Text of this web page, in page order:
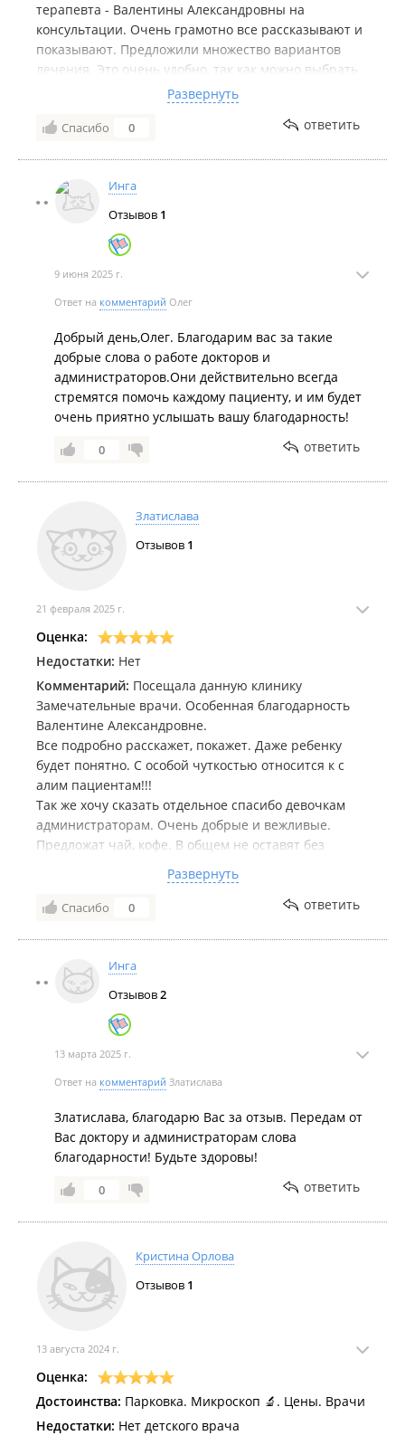
терапевта - Валентины Александровны на
консультации. Очень грамотно все рассказывают и
показывают. Предложили множество вариантов
лечения. Это очень удобно, так как можно выбрать
удобный для себя. Никаких вопросов после такой
консультации не осталось. Очень доволен. После
такого не хочется идти ни к кому другому. Планирую
Развернуть
Спасибо 0 ответить
Инга
Отзывов 1
9 июня 2025 г.
Ответ на комментарий Олег
Добрый день,Олег. Благодарим вас за такие
добрые слова о работе докторов и
администраторов.Они действительно всегда
стремятся помочь каждому пациенту, и им будет
очень приятно услышать вашу благодарность!
0 ответить
Златислава
Отзывов 1
21 февраля 2025 г.
Оценка:
Недостатки: Нет
Комментарий: Посещала данную клинику
Замечательные врачи. Особенная благодарность
Валентине Александровне.
Все подробно расскажет, покажет. Даже ребенку
будет понятно. С особой чуткостью относится к с
алим пациентам!!!
Так же хочу сказать отдельное спасибо девочкам
администраторам. Очень добрые и вежливые.
Предложат чай, кофе. В общем не оставят без
Атмосфера и обстановка очень приятная.
Приду сюда и ещё не раз, если будет надо.
пожалеете!!!
Развернуть
Спасибо 0 ответить
Инга
Отзывов2
13 марта 2025 г.
Ответ на комментарий Златислава
Златислава, благодарю Вас за отзыв. Передам от
Вас доктору и администраторам слова
благодарности! Будьте здоровы!
0 ответить
Кристина Орлова
Отзывов 1
13 августа 2024 г.
Оценка:
Достоинства: Парковка. Микроскоп 🔬. Цены. Врачи
Недостатки: Нет детского врача